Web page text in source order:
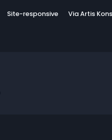
Site-responsive Via Artis